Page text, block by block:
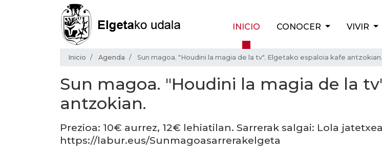
INICIO CONOCER VIVIR
Inicio Agenda Sun magoa. "Houdini la magia de la tv". Elgetako espaloia kafe antzokian.
Sun magoa. "Houdini la magia de la
antzokian.
Prezioa: 10€ aurrez, 12€ lehiatilan. Sarrerak salgai: Lola
https://labur.eus/Sunmagoasarrerakelgeta